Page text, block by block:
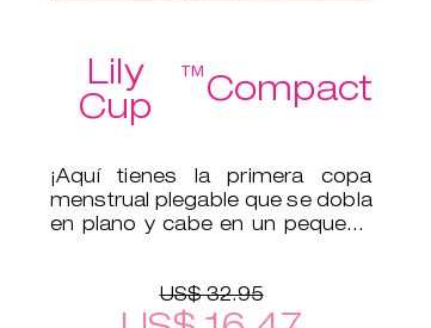
Lily
Cup
™Compact
¡Aquí tienes la primera copa
menstrual plegable que se dobla
en plano y cabe en un pequeño
US$ 32.95